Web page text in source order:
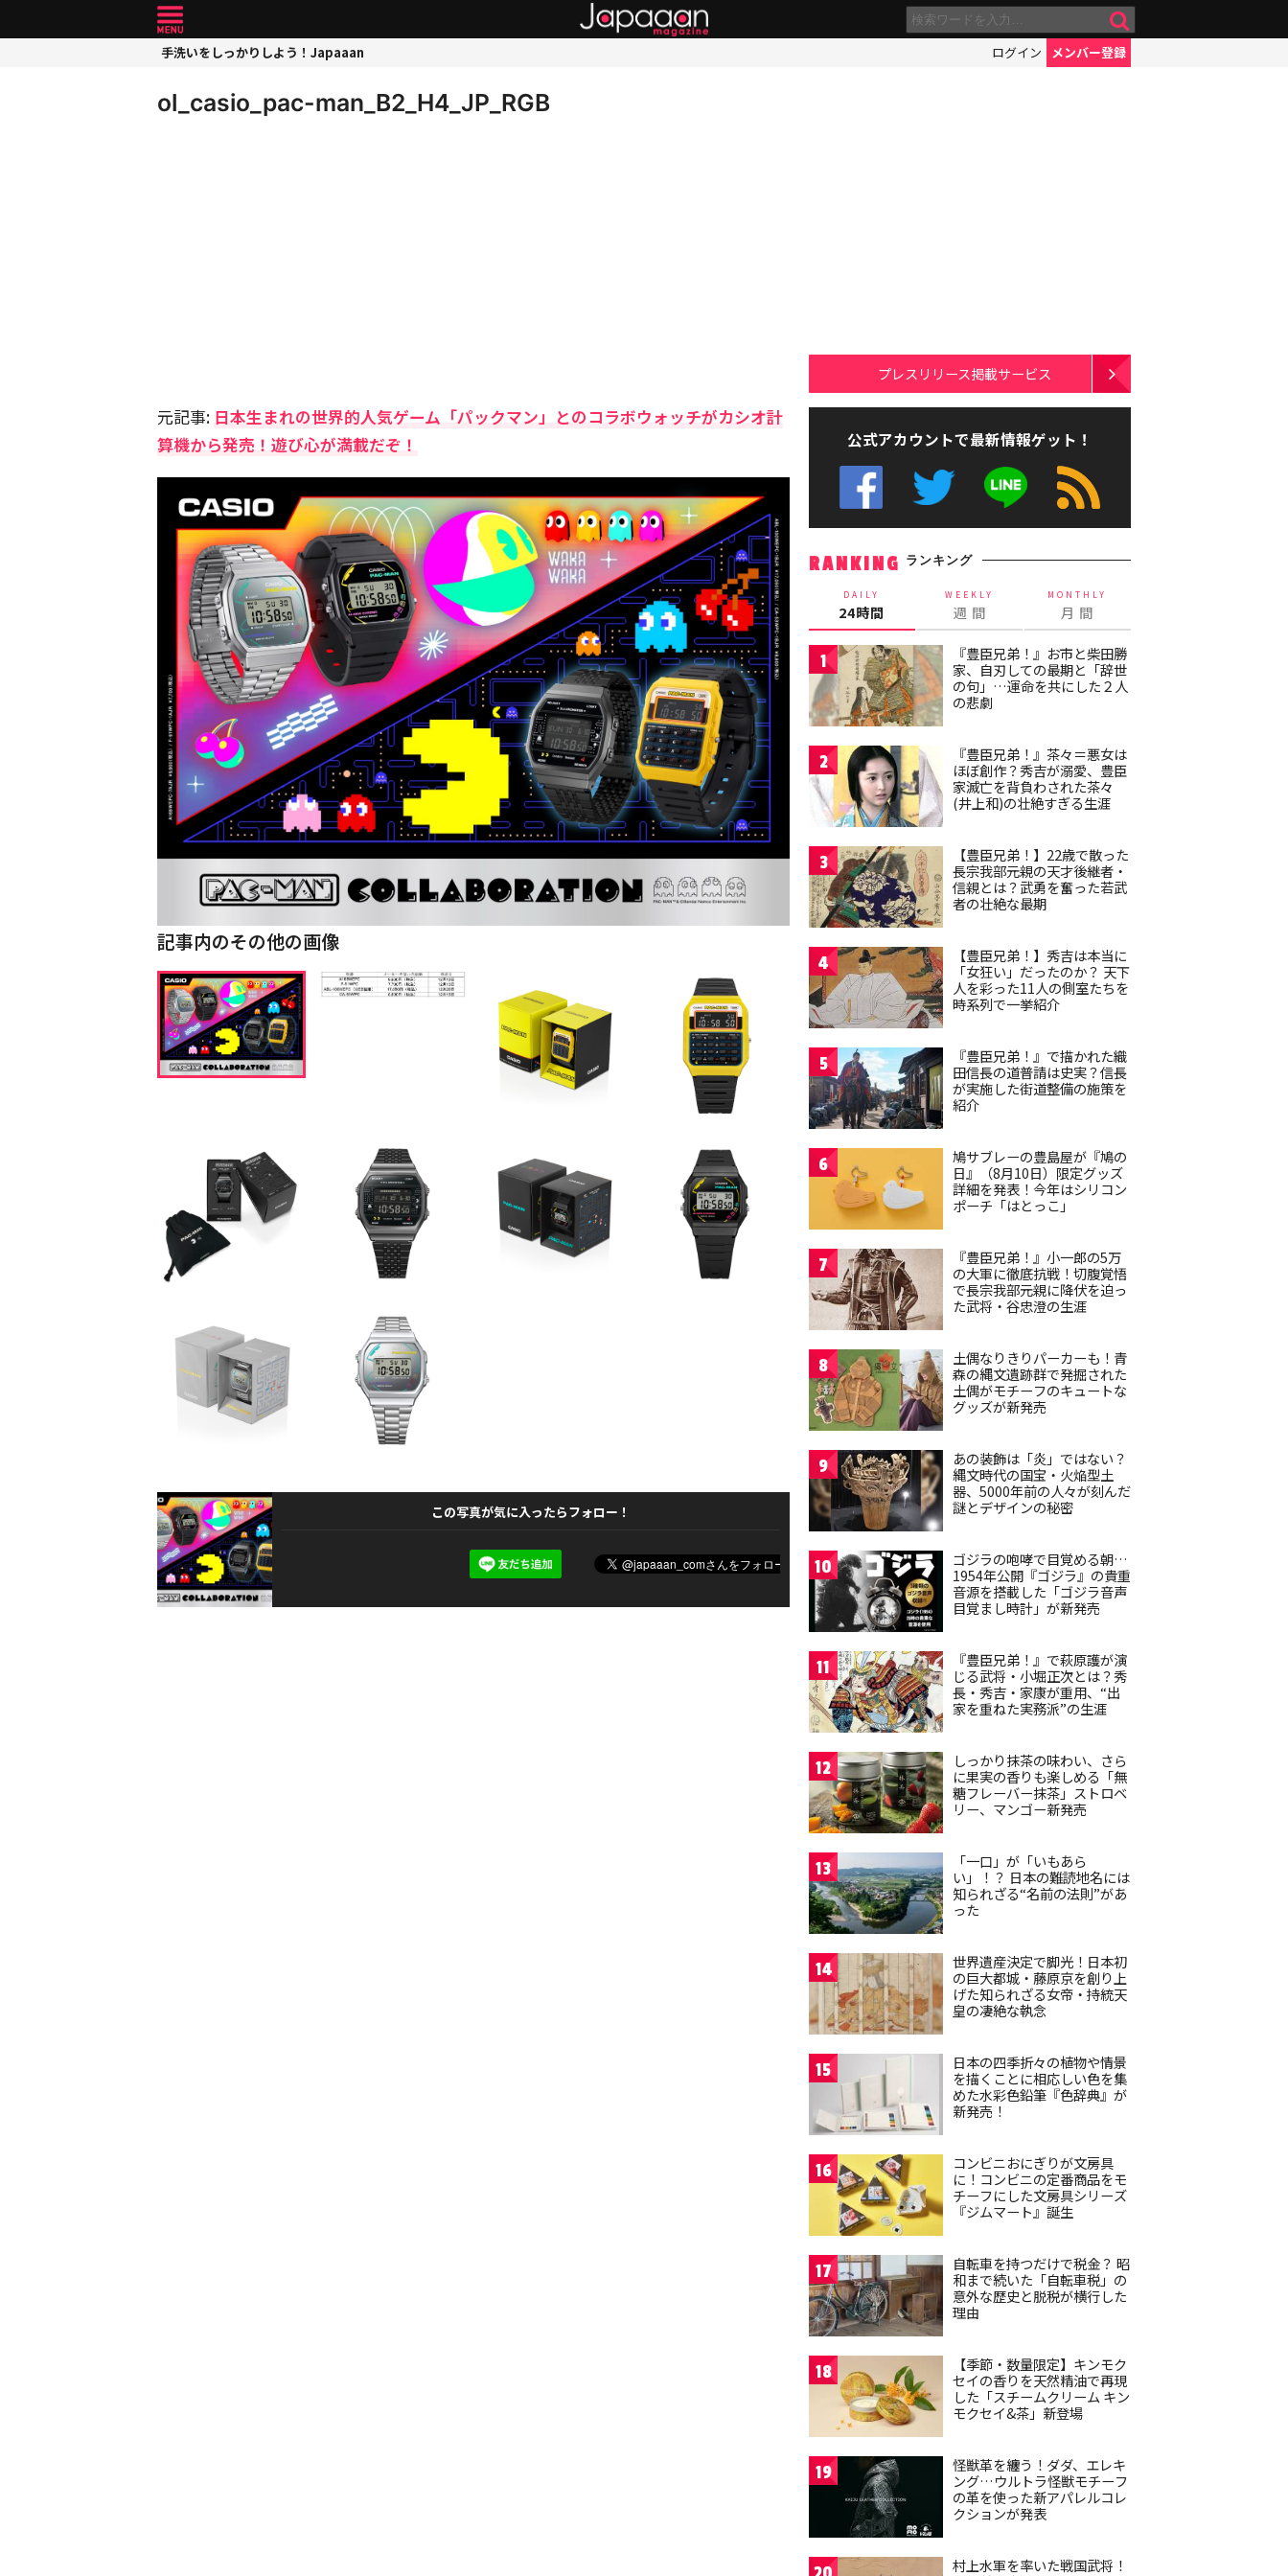
手洗いをしっかりしよう！Japaaan ログイン メンバー登録
ol_casio_pac-man_B2_H4_JP_RGB
元記事: 日本生まれの世界的人気ゲーム「パックマン」とのコラボウォッチがカシオ計
算機から発売！遊び心が満載だぞ！
記事内のその他の画像
この写真が気に入ったらフォロー！
プレスリリース掲載サービス
公式アカウントで最新情報ゲット！
RANKING ランキング
DAILY
24時間
WEEKLY
週 間
MONTHLY
月 間
1
『豊臣兄弟！』お市と柴田勝
家、自刃しての最期と「辞世
の句」…運命を共にした２人
の悲劇
2
『豊臣兄弟！』茶々＝悪女は
ほぼ創作？秀吉が溺愛、豊臣
家滅亡を背負わされた茶々
(井上和)の壮絶すぎる生涯
3
【豊臣兄弟！】22歳で散った
長宗我部元親の天才後継者・
信親とは？武勇を奮った若武
者の壮絶な最期
4
【豊臣兄弟！】秀吉は本当に
「女狂い」だったのか？ 天下
人を彩った11人の側室たちを
時系列で一挙紹介
5
『豊臣兄弟！』で描かれた織
田信長の道普請は史実？信長
が実施した街道整備の施策を
紹介
6
鳩サブレーの豊島屋が『鳩の
日』（8月10日）限定グッズ
詳細を発表！今年はシリコン
ポーチ「はとっこ」
7
『豊臣兄弟！』小一郎の5万
の大軍に徹底抗戦！切腹覚悟
で長宗我部元親に降伏を迫っ
た武将・谷忠澄の生涯
8
土偶なりきりパーカーも！青
森の縄文遺跡群で発掘された
土偶がモチーフのキュートな
グッズが新発売
9
あの装飾は「炎」ではない？
縄文時代の国宝・火焔型土
器、5000年前の人々が刻んだ
謎とデザインの秘密
10
ゴジラの咆哮で目覚める朝…
1954年公開『ゴジラ』の貴重
音源を搭載した「ゴジラ音声
目覚まし時計」が新発売
11
『豊臣兄弟！』で萩原護が演
じる武将・小堀正次とは？秀
長・秀吉・家康が重用、“出
家を重ねた実務派”の生涯
12
しっかり抹茶の味わい、さら
に果実の香りも楽しめる「無
糖フレーバー抹茶」ストロベ
リー、マンゴー新発売
13
「一口」が「いもあら
い」！？ 日本の難読地名には
知られざる“名前の法則”があ
った
14
世界遺産決定で脚光！日本初
の巨大都城・藤原京を創り上
げた知られざる女帝・持統天
皇の凄絶な執念
15
日本の四季折々の植物や情景
を描くことに相応しい色を集
めた水彩色鉛筆『色辞典』が
新発売！
16
コンビニおにぎりが文房具
に！コンビニの定番商品をモ
チーフにした文房具シリーズ
『ジムマート』誕生
17
自転車を持つだけで税金？ 昭
和まで続いた「自転車税」の
意外な歴史と脱税が横行した
理由
18
【季節・数量限定】キンモク
セイの香りを天然精油で再現
した「スチームクリーム キン
モクセイ&茶」新登場
19
怪獣革を纏う！ダダ、エレキ
ング…ウルトラ怪獣モチーフ
の革を使った新アパレルコレ
クションが発表
村上水軍を率いた戦国武将！